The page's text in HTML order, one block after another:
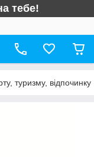
тебе!
туризму, відпочинку